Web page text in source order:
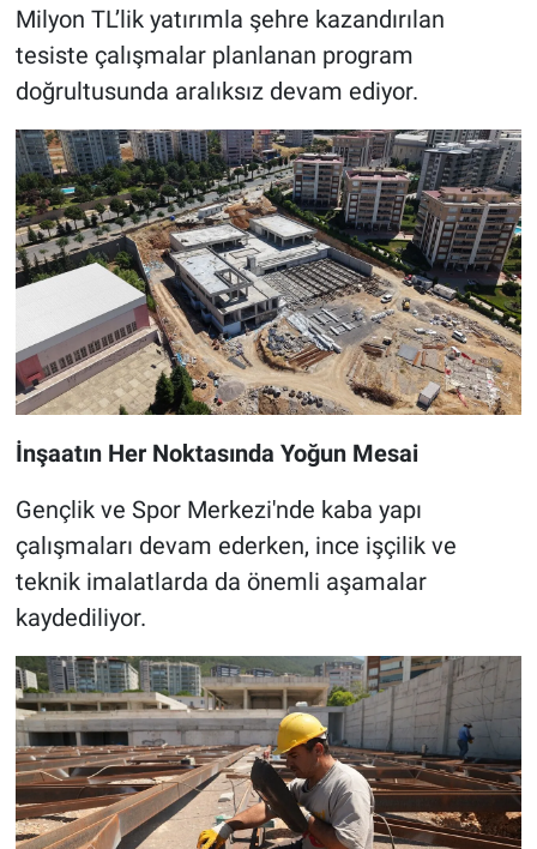
Milyon TL’lik yatırımla şehre kazandırılan
tesiste çalışmalar planlanan program
doğrultusunda aralıksız devam ediyor.
İnşaatın Her Noktasında Yoğun Mesai
Gençlik ve Spor Merkezi'nde kaba yapı
çalışmaları devam ederken, ince işçilik ve
teknik imalatlarda da önemli aşamalar
kaydediliyor.